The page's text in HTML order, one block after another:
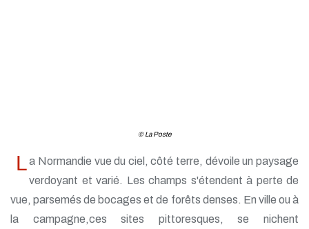
© La Poste
La Normandie vue du ciel, côté terre, dévoile un paysage
verdoyant et varié. Les champs s'étendent à perte de
vue, parsemés de bocages et de forêts denses. En ville ou à
la campagne,ces sites pittoresques, se nichent